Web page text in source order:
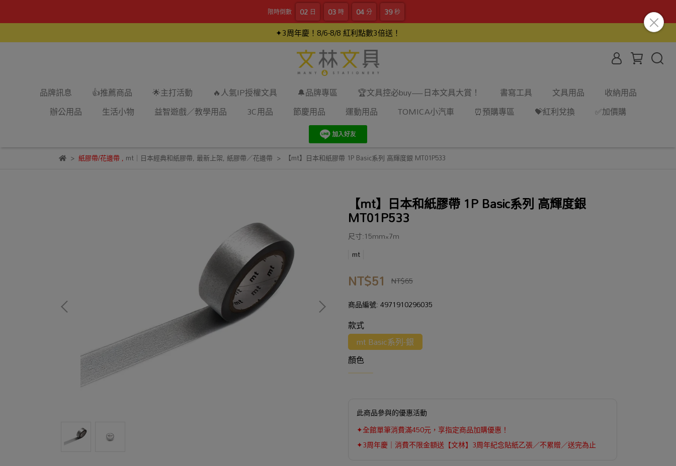
限時倒數 02 日 03 時 04分 38秒
✦3周年慶！8/6-8/8 紅利點數3倍送！
品牌訊息 👍推薦商品 🌟主打活動 🔥人氣IP授權文具 🔔品牌專區 🏆文具控必buy—日本文具大賞！ 書寫工具 文具用品
收納用品
辦公用品
生活小物 益智遊戲／教學用品 3C用品 節慶用品 運動用品 TOMICA小汽車 ⏰預購專區 💝紅利兌換 ✅加價購
紙膠帶/花邊帶, mt｜日本經典和紙膠帶, 最新上架, 紙膠帶／花邊帶 【mt】日本和紙膠帶 1P Basic系列 高輝度銀 MT01P533
【mt】日本和紙膠帶 1P Basic系列 高輝度銀
MT01P533
尺寸:15mm×7m
mt
NT$51 NT$65
商品編號:4971910296035
款式
mt Basic系列-銀
顏色
此商品參與的優惠活動
✦全館單筆消費滿450元，享指定商品加購優惠！
✦3周年慶｜消費不限金額送【文林】3周年紀念貼紙乙張／不累贈／送完為止